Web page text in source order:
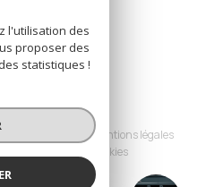
droits réservés
honoraires
Mentions légales
Cookies
l'utilisation des
proposer des
statistiques !